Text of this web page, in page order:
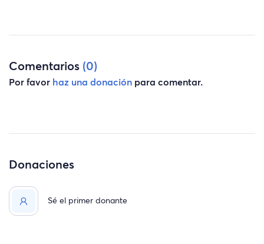
Comentarios (0)
Por favor haz una donación para comentar.
Donaciones
Sé el primer donante